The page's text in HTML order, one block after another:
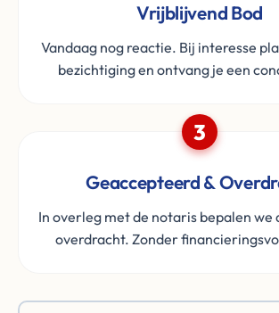
Vrijblijvend Bod
Vandaag nog reactie. Bij interesse
bezichtiging en ontvang je een
3
Geaccepteerd &
In overleg met de notaris bepalen we
overdracht. Zonder